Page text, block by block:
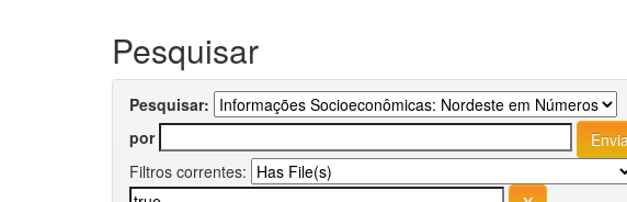
Pesquisar
Pesquisar:
por
Filtros correntes: